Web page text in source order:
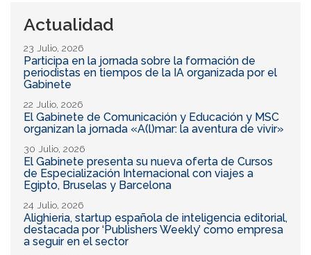
Actualidad
23 Julio, 2026
Participa en la jornada sobre la formación de
periodistas en tiempos de la IA organizada por el
Gabinete
22 Julio, 2026
El Gabinete de Comunicación y Educación y MSC
organizan la jornada «A(l)mar: la aventura de vivir»
30 Julio, 2026
El Gabinete presenta su nueva oferta de Cursos
de Especialización Internacional con viajes a
Egipto, Bruselas y Barcelona
24 Julio, 2026
Alighieria, startup española de inteligencia editorial,
destacada por ‘Publishers Weekly’ como empresa
a seguir en el sector